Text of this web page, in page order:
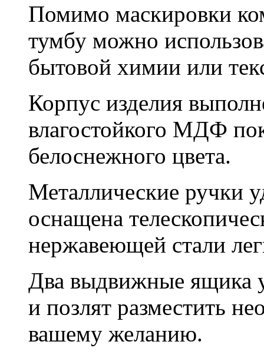
Помимо маскировки
тумбу можно
бытовой химии или
Корпус изделия
влагостойкого МДФ
белоснежного цвета.
Металлические ручки
оснащена
нержавеющей стали
Два выдвижные ящика
и позлят разместить
вашему желанию.